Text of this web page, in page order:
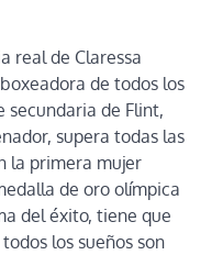
real de Claressa
de todos los
secundaria de Flint,
supera todas las
la primera mujer
de oro olímpica
del éxito, tiene que
los sueños son